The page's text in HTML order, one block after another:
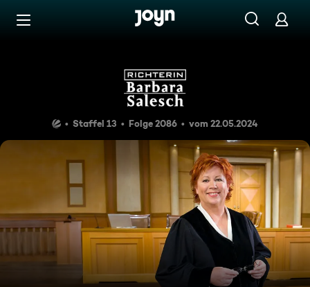
Zum Inhalt springen
Angst
Staffel 13 Folge 2086 vom 22.05.2024